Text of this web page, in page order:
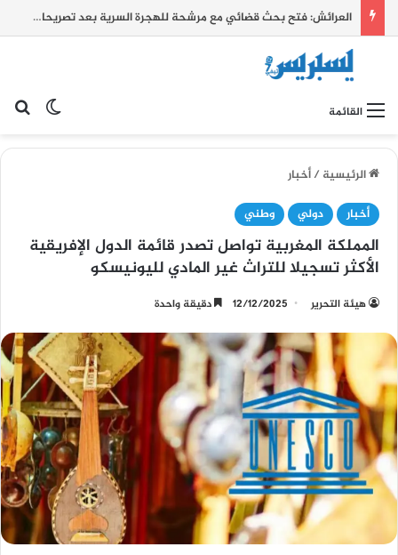
العرائش: فتح بحث قضائي مع مرشحة للهجرة السرية بعد تصريحات زائفة واتهامات كيدية بشأن أحداث الفنيدق وسبتة
القائمة
الرئيسية/أخبار
أخبار
دولي وطني
المملكة المغربية تواصل تصدر قائمة الدول الإفريقية
الأكثر تسجيلا للتراث غير المادي لليونيسكو
هيئة التحرير 12/12/2025 دقيقة واحدة